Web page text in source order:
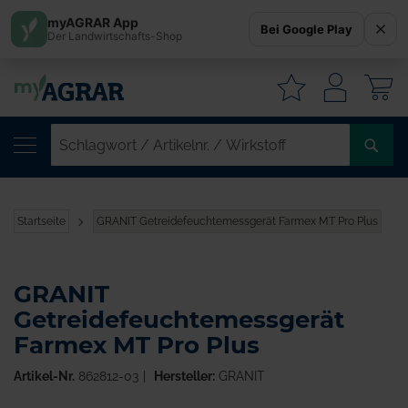
Startseite GRANIT Getreidefeuchtemessgerät Farmex MT Pro Plus
GRANIT
Getreidefeuchtemessgerät
Farmex MT Pro Plus
Artikel-Nr. 862812-03 Hersteller:GRANIT
myAGRAR App
Der Landwirtschafts-Shop Bei Google Play